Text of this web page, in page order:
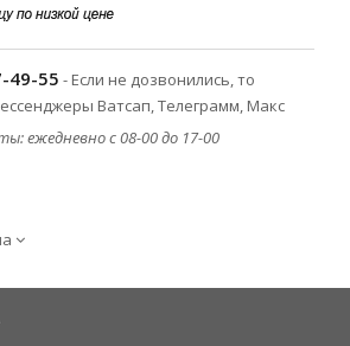
49-55 - Если не дозвонились, то
Ватсап, Телеграмм, Макс
ежедневно с 08-00 до 17-00